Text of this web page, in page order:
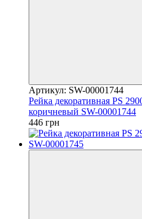
Артикул: SW-00001744
Рейка декоративная PS
коричневый SW-00001744
446 грн